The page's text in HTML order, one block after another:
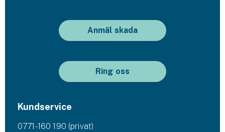
Anmäl skada
Ring oss
Kundservice
0771-160 190 (privat)